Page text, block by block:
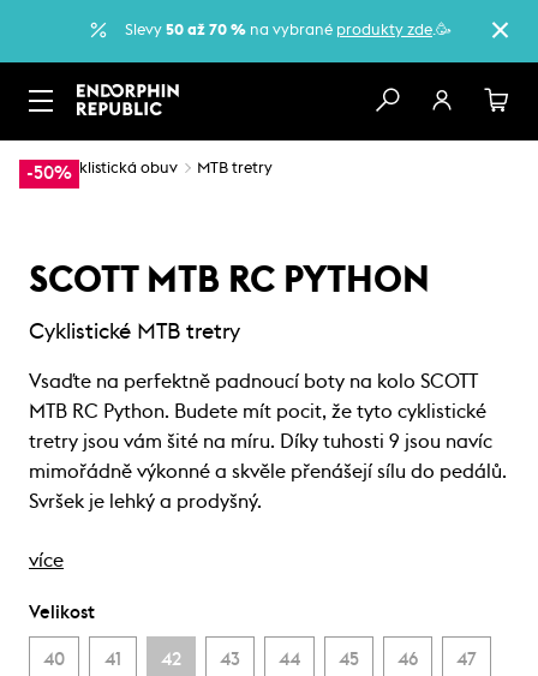
Slevy 50 až 70 % na vybrané produkty zde.🥳
-50%
… Cyklistická obuv MTB tretry
SCOTT MTB RC PYTHON
Cyklistické MTB tretry
Vsaďte na perfektně padnoucí boty na kolo SCOTT
MTB RC Python. Budete mít pocit, že tyto cyklistické
tretry jsou vám šité na míru. Díky tuhosti 9 jsou navíc
mimořádně výkonné a skvěle přenášejí sílu do pedálů.
Svršek je lehký a prodyšný.
více
Velikost
40 41 42 43 44 45 46 47